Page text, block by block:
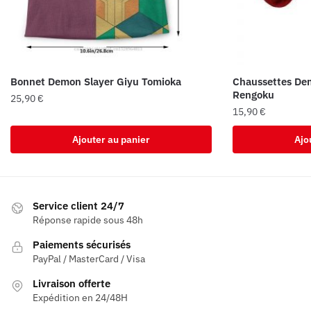
Bonnet Demon Slayer Giyu Tomioka
25,90€
Ajouter au panier
Chaussettes
Rengoku
15,90€
Service client 24/7
Réponse rapide sous 48h
Paiements sécurisés
PayPal / MasterCard / Visa
Livraison offerte
Expédition en 24/48H